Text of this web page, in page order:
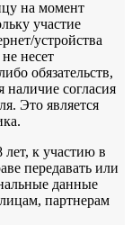
на момент
участие
устройства
несет
обязательств,
наличие согласия
Это является
лет, к участию в
передавать или
данные
партнерам